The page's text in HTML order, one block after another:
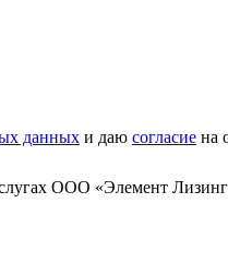
данных и даю согласие на
ООО «Элемент